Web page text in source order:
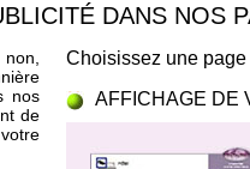
DANS NOS
nos
de
Choisissez une
AFFICHAGE DE